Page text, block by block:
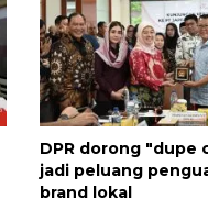
DPR dorong "dupe
jadi peluang
brand lokal